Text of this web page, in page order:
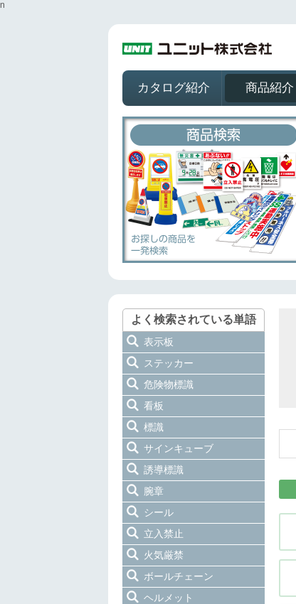
n
カタログ紹介 商品紹介
よく検索されている単語
表示板
ステッカー
危険物標識
看板
標識
サインキューブ
誘導標識
腕章
シール
立入禁止
火気厳禁
ボールチェーン
ヘルメット